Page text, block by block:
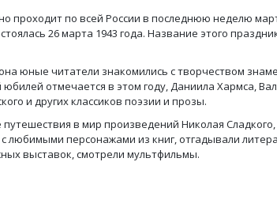
проходит по всей России в последнюю неделю
26 марта 1943 года. Название этого
юные читатели знакомились с творчеством
юбилей отмечается в этом году, Даниила Хармса,
и других классиков поэзии и прозы.
в мир произведений Николая
любимыми персонажами из книг, отгадывали
выставок, смотрели мультфильмы.